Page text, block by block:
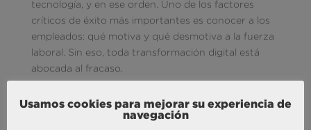
tecnología, y en ese orden. Uno de los factores
críticos de éxito más importantes es conocer a los
empleados: qué motiva y qué desmotiva a la fuerza
laboral. Sin eso, toda transformación digital está
abocada al fracaso.
jerárquica desde una dirección empresarial que no
Usamos cookies para mejorar su experiencia de
navegación